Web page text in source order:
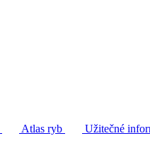
Atlas ryb Užitečné